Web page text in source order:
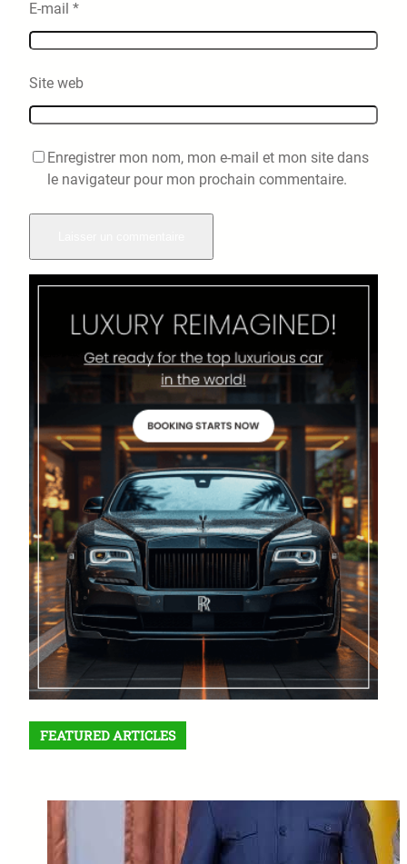
E-mail *
Site web
Enregistrer mon nom, mon e-mail et mon site dans
le navigateur pour mon prochain commentaire.
FEATURED ARTICLES